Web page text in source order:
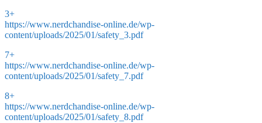
3+
https://www.nerdchandise-online.de/wp-
content/uploads/2025/01/safety_3.pdf
7+
https://www.nerdchandise-online.de/wp-
content/uploads/2025/01/safety_7.pdf
8+
https://www.nerdchandise-online.de/wp-
content/uploads/2025/01/safety_8.pdf